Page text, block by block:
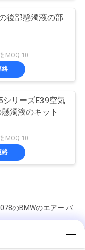
後部懸濁液の部
MOQ:10
絡
シリーズE39空気
濁液のキット
MOQ:10
絡
のBMWのエアー バ
気ばねの支柱